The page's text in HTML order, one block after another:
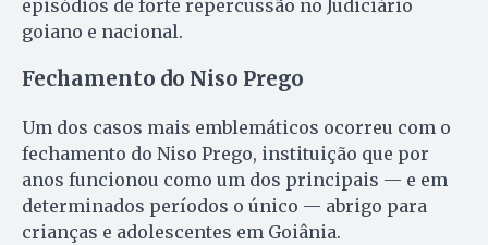
episódios de forte repercussão no Judiciário
goiano e nacional.
Fechamento do Niso Prego
Um dos casos mais emblemáticos ocorreu com o
fechamento do Niso Prego, instituição que por
anos funcionou como um dos principais — e em
determinados períodos o único — abrigo para
crianças e adolescentes em Goiânia.